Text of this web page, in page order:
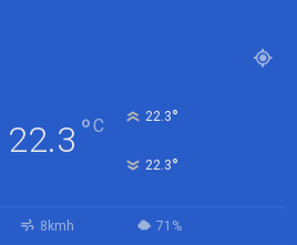
22.3 °C 22.3°
22.3°
8kmh 71%